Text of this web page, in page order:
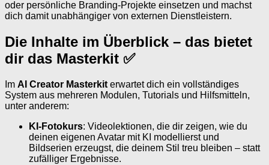
oder persönliche Branding-Projekte einsetzen und machst
dich damit unabhängiger von externen Dienstleistern.
Die Inhalte im Überblick – das bietet
dir das Masterkit ✅
Im AI Creator Masterkit erwartet dich ein vollständiges
System aus mehreren Modulen, Tutorials und Hilfsmitteln,
unter anderem:
KI-Fotokurs: Videolektionen, die dir zeigen, wie du
deinen eigenen Avatar mit KI modellierst und
Bildserien erzeugst, die deinem Stil treu bleiben – statt
zufälliger Ergebnisse.